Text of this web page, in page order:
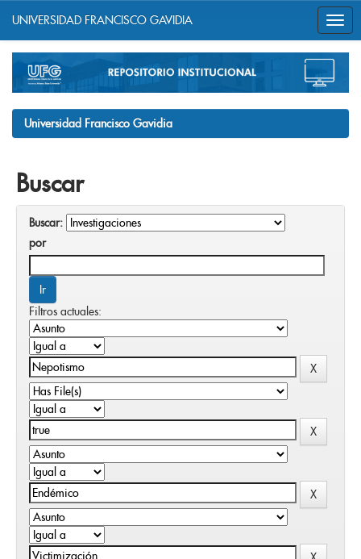
navigation
UNIVERSIDAD FRANCISCO GAVIDIA
Universidad Francisco Gavidia
Buscar
Buscar:
por
Filtros actuales: